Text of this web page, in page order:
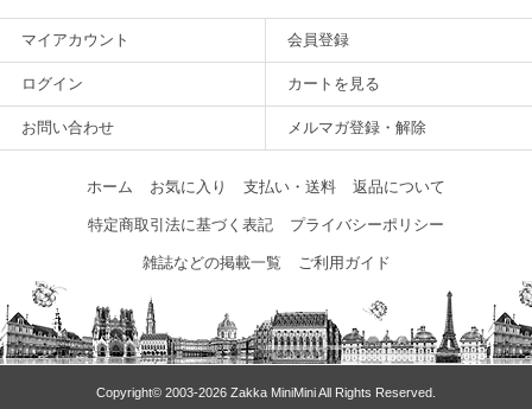
マイアカウント 会員登録
ログイン カートを見る
お問い合わせ メルマガ登録・解除
ホーム お気に入り 支払い・送料 返品について
特定商取引法に基づく表記 プライバシーポリシー
雑誌などの掲載一覧 ご利用ガイド
Copyright© 2003‐2026 Zakka MiniMini All Rights Reserved.